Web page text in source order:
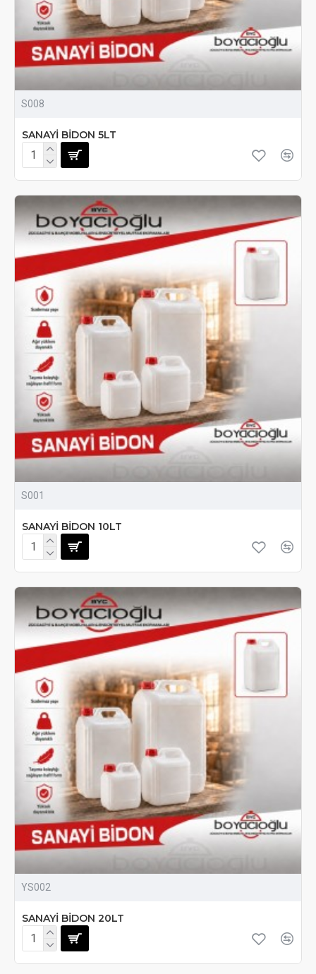
S008
SANAYİ BİDON 5LT
S001
SANAYİ BİDON 10LT
YS002
SANAYİ BİDON 20LT